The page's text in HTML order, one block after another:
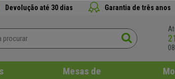
Devolução até 30 dias Garantia de três anos
Mesas de